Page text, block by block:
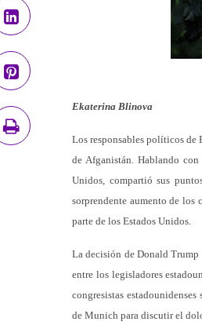
Ekaterina Blinova
Los responsables políticos de
de Afganistán. Hablando
Unidos, compartió sus
sorprendente aumento de
parte de los Estados Unidos.
La decisión de Donald Trump
entre los legisladores
congresistas
de Munich para discutir el